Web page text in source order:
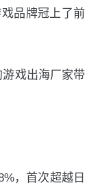
品牌冠上了前
戏出海厂家带
，首次超越日